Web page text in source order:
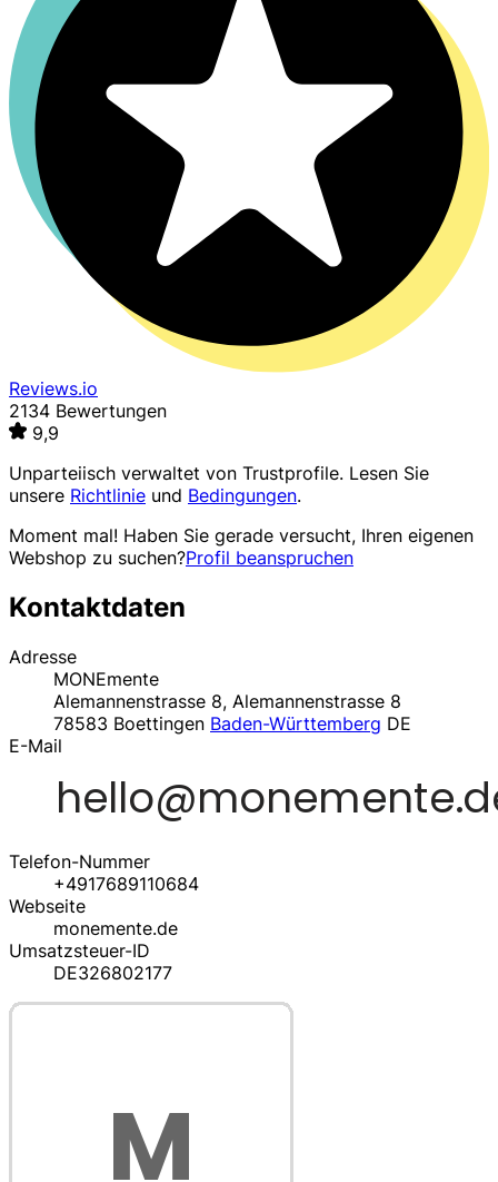
Reviews.io
2134 Bewertungen
9,9
Unparteiisch verwaltet von Trustprofile. Lesen Sie
unsere Richtlinie und Bedingungen.
Moment mal! Haben Sie gerade versucht, Ihren eigenen
Webshop zu suchen?Profil beanspruchen
Kontaktdaten
Adresse
MONEmente
Alemannenstrasse 8, Alemannenstrasse 8
78583 Boettingen Baden-Württemberg DE
E-Mail
Telefon-Nummer
+4917689110684
Webseite
monemente.de
Umsatzsteuer-ID
DE326802177